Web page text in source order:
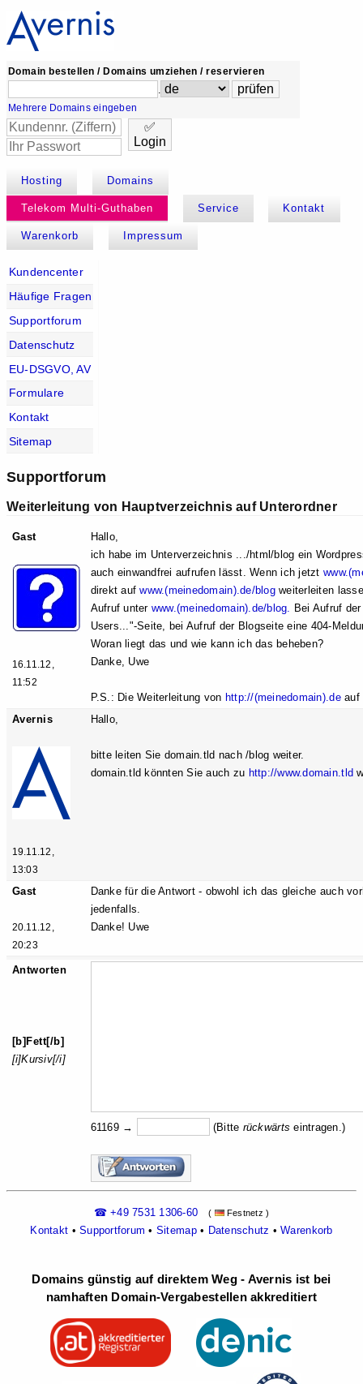
Domain bestellen / Domains umziehen / reservieren
.
Mehrere Domains eingeben
✅
Login
Hosting Domains
Telekom Multi-Guthaben Service Kontakt
Warenkorb Impressum
Kundencenter
Häufige Fragen
Supportforum
Datenschutz
EU-DSGVO, AV
Formulare
Kontakt
Sitemap
Supportforum
Weiterleitung von Hauptverzeichnis auf Unterordner
Gast
16.11.12,
11:52
Hallo,
ich habe im Unterverzeichnis .../html/blog ein
auch einwandfrei aufrufen lässt. Wenn ich jetzt
direkt aufwww.(meinedomain).de/blogweiterleiten
Aufruf unter www.(meinedomain).de/blog. Bei Aufruf
Users..."-Seite, bei Aufruf der Blogseite eine 404-
Woran liegt das und wie kann ich das beheben?
Danke, Uwe
P.S.: Die Weiterleitung von http://(meinedomain).deauf
Avernis
19.11.12,
13:03
Hallo,
bitte leiten Sie domain.tld nach /blog weiter.
domain.tld könnten Sie auch zu http://www.domain.tld
Gast
20.11.12,
20:23
Danke für die Antwort - obwohl ich das gleiche auch
jedenfalls.
Danke! Uwe
Antworten
[b]Fett[/b]
[i]Kursiv[/i]
61169 → (Bitte rückwärts eintragen.)
☎ +49 7531 1306-60 ( Festnetz )
Kontakt •Supportforum • Sitemap• Datenschutz •Warenkorb
Domains günstig auf direktem Weg - Avernis ist bei
namhaften Domain-Vergabestellen akkreditiert